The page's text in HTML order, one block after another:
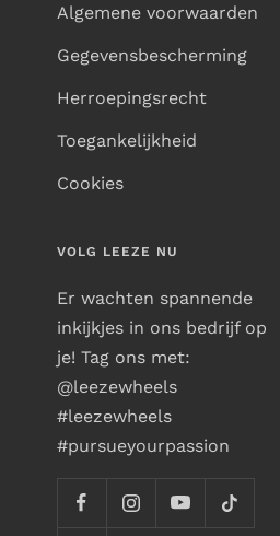
Algemene voorwaarden
Gegevensbescherming
Herroepingsrecht
Toegankelijkheid
Cookies
VOLG LEEZE NU
Er wachten spannende
inkijkjes in ons bedrijf op
je! Tag ons met:
@leezewheels
#leezewheels
#pursueyourpassion